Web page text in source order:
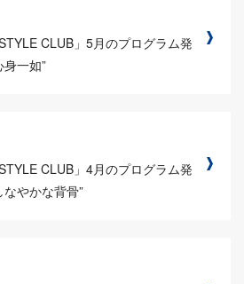
CLUB」5月のプログラム発
一如”
CLUB」4月のプログラム発
やかな背骨”